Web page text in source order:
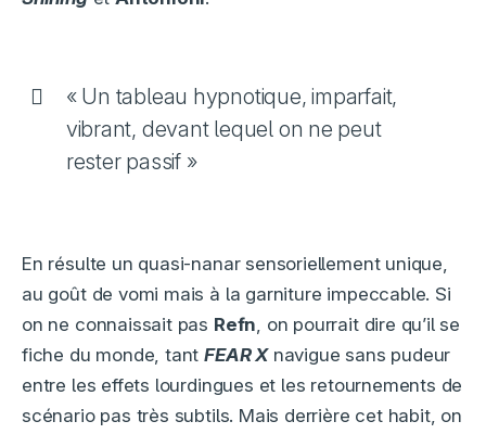
« Un tableau hypnotique, imparfait,
vibrant, devant lequel on ne peut
rester passif »
En résulte un quasi-nanar sensoriellement unique,
au goût de vomi mais à la garniture impeccable. Si
on ne connaissait pas Refn, on pourrait dire qu’il se
fiche du monde, tantFEAR Xnavigue sans pudeur
entre les effets lourdingues et les retournements de
scénario pas très subtils. Mais derrière cet habit, on